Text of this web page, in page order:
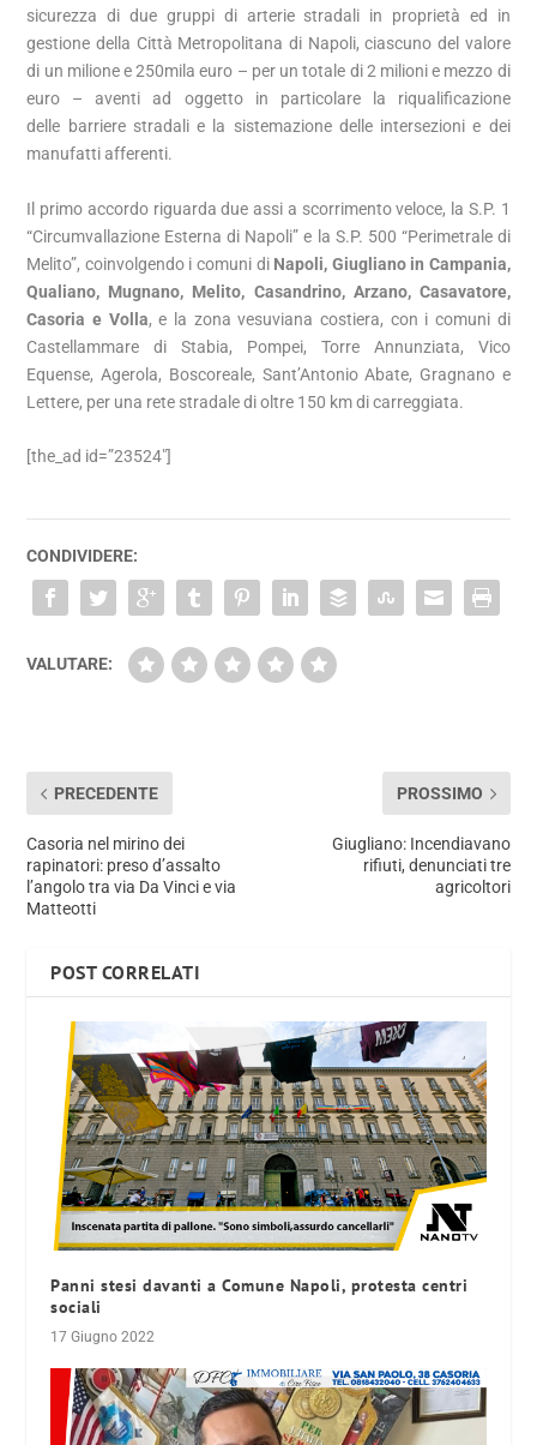
sicurezza di due gruppi di arterie stradali in proprietà ed in
gestione della Città Metropolitana di Napoli, ciascuno del valore
di un milione e 250mila euro – per un totale di 2 milioni e mezzo di
euro – aventi ad oggetto in particolare la riqualificazione
delle barriere stradali e la sistemazione delle intersezioni e dei
manufatti afferenti.
Il primo accordo riguarda due assi a scorrimento veloce, la S.P. 1
“Circumvallazione Esterna di Napoli” e la S.P. 500 “Perimetrale di
Melito”, coinvolgendo i comuni di Napoli, Giugliano in Campania,
Qualiano, Mugnano, Melito, Casandrino, Arzano, Casavatore,
Casoria e Volla, e la zona vesuviana costiera, con i comuni di
Castellammare di Stabia, Pompei, Torre Annunziata, Vico
Equense, Agerola, Boscoreale, Sant’Antonio Abate, Gragnano e
Lettere, per una rete stradale di oltre 150 km di carreggiata.
[the_ad id=”23524″]
CONDIVIDERE:
VALUTARE:
PRECEDENTE
Casoria nel mirino dei
rapinatori: preso d’assalto
l’angolo tra via Da Vinci e via
Matteotti
PROSSIMO
Giugliano: Incendiavano
rifiuti, denunciati tre
agricoltori
POST CORRELATI
Panni stesi davanti a Comune Napoli, protesta centri
sociali
17 Giugno 2022